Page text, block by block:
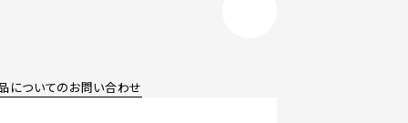
についてのお問い合わせ